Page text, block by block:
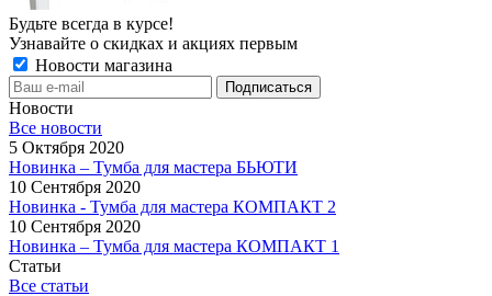
Будьте всегда в курсе!
Узнавайте о скидках и акциях первым
Новости магазина
Новости
Все новости
5 Октября 2020
Новинка – Тумба для мастера БЬЮТИ
10 Сентября 2020
Новинка - Тумба для мастера КОМПАКТ 2
10 Сентября 2020
Новинка – Тумба для мастера КОМПАКТ 1
Статьи
Все статьи